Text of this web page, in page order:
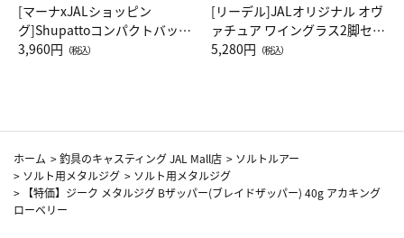
[マーナxJALショッピン
グ]Shupattoコンパクトバッグ
Drop JAL客室乗務員（LC）ス
3,960円 （税込）
[リーデル]JALオリジナル オヴ
ァチュア ワイングラス2脚セッ
ト（レッドワイン）
5,280円 （税込）
ホーム >釣具のキャスティング JAL Mall店 > ソルトルアー
> ソルト用メタルジグ > ソルト用メタルジグ
>
【特価】ジーク メタルジグ Bザッパー(ブレイドザッパー) 40g アカキング
ローベリー